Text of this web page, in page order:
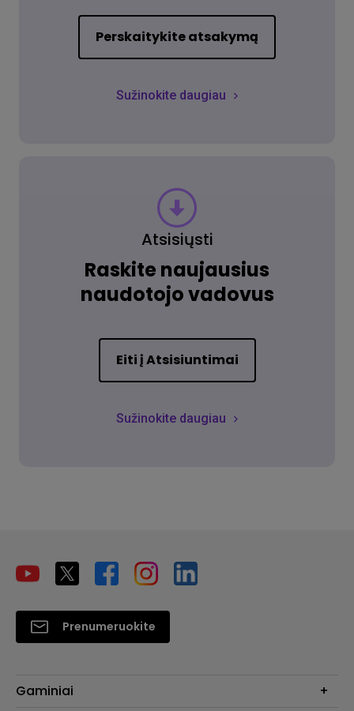
Perskaitykite atsakymą
Sužinokite daugiau
Atsisiųsti
Raskite naujausius
naudotojo vadovus
Eiti į Atsisiuntimai
Sužinokite daugiau
Prenumeruokite
Gaminiai